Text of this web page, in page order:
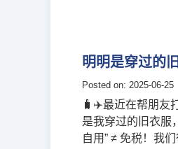
明明是穿过的
Posted on: 2025-06-25
🧳✈️最近在帮朋友
是我穿过的旧衣服
自用” ≠ 免税！我